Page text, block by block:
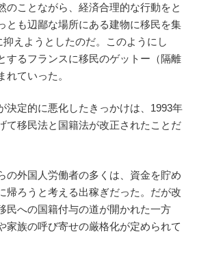
のことながら、経済合理的な行動をと
とも辺鄙な場所にある建物に移民を集
抑えようとしたのだ。このようにし
するフランスに移民のゲットー（隔離
れていった。
決定的に悪化したきっかけは、1993年
て移民法と国籍法が改正されたことだ
の外国人労働者の多くは、資金を貯め
帰ろうと考える出稼ぎだった。だが改
民への国籍付与の道が開かれた一方
家族の呼び寄せの厳格化が定められて